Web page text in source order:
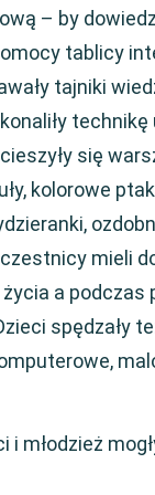
– by
tablicy
tajniki
się
kolorowe
mieli
a
spędzały
młodzież